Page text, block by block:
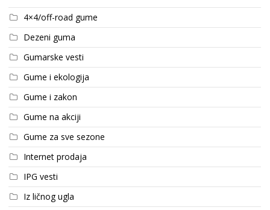
4×4/off-road gume
Dezeni guma
Gumarske vesti
Gume i ekologija
Gume i zakon
Gume na akciji
Gume za sve sezone
Internet prodaja
IPG vesti
Iz ličnog ugla